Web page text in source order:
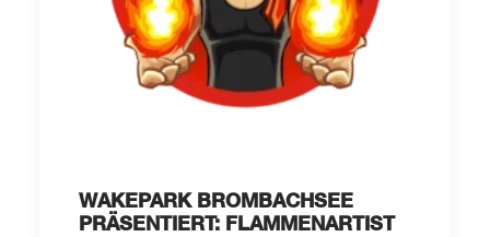
WAKEPARK BROMBACHSEE
PRÄSENTIERT: FLAMMENARTIST